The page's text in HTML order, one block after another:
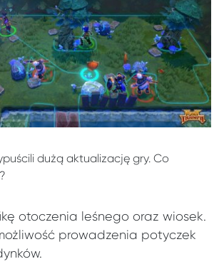
dużą aktualizację gry. Co
otoczenia leśnego oraz wiosek.
prowadzenia potyczek